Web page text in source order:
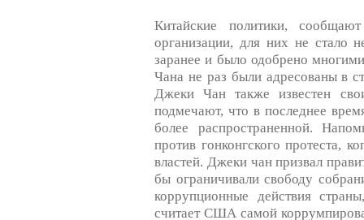
Китайские политики,
организации, для них не стало
заранее и было одобрено
Чана не раз были адресованы в
Джеки Чан также известен
подмечают, что в последнее
более распространенной.
против гонконгского протеста,
властей. Джеки чан призвал
бы ограничивали свободу
коррупционные действия
считает США самой